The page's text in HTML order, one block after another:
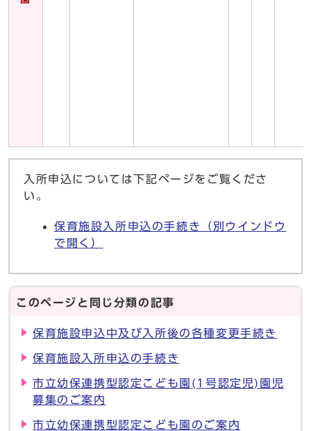
入所申込については下記ページをご覧くださ
い。
保育施設入所申込の手続き
（別ウインドウ
で開く）
このページと同じ分類の記事
保育施設申込中及び入所後の各種変更手続き
保育施設入所申込の手続き
市立幼保連携型認定こども園(1号認定児)園児
募集のご案内
市立幼保連携型認定こども園のご案内